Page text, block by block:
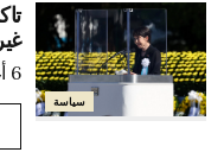
سياسة
6 أغسطس 2026